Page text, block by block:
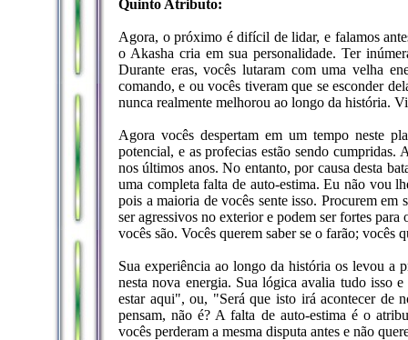
Quinto Atributo:
Agora, o próximo é difícil de lidar, e falamos
o Akasha cria em sua personalidade. Ter
Durante eras, vocês lutaram com uma velha
comando, e ou vocês tiveram que se esconder
nunca realmente melhorou ao longo da história.
Agora vocês despertam em um tempo neste
potencial, e as profecias estão sendo cumpridas.
nos últimos anos. No entanto, por causa desta
uma completa falta de auto-estima. Eu não vou
pois a maioria de vocês sente isso. Procurem em
ser agressivos no exterior e podem ser fortes
vocês são. Vocês querem saber se o farão; vocês
Sua experiência ao longo da história os levou a
nesta nova energia. Sua lógica avalia tudo isso
estar aqui", ou, "Será que isto irá acontecer de
pensam, não é? A falta de auto-estima é o
vocês perderam a mesma disputa antes e não